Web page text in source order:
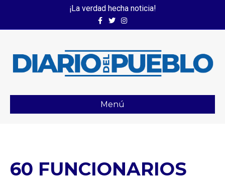
¡La verdad hecha noticia!
FacebookTwitterInstagram
Menú
60 FUNCIONARIOS